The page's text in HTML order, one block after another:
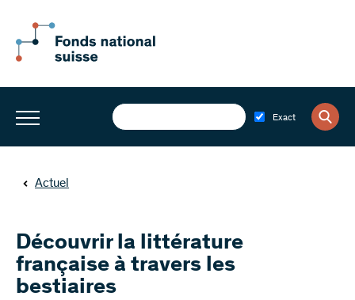
Exact
Actuel
Découvrir la littérature
française à travers les
bestiaires